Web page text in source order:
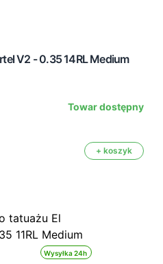
V2 - 0.35 14RL Medium
Towar dostępny
+ koszyk
Wysyłka 24h